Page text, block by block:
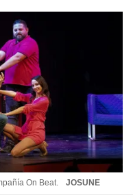
On Beat.
JOSUNE